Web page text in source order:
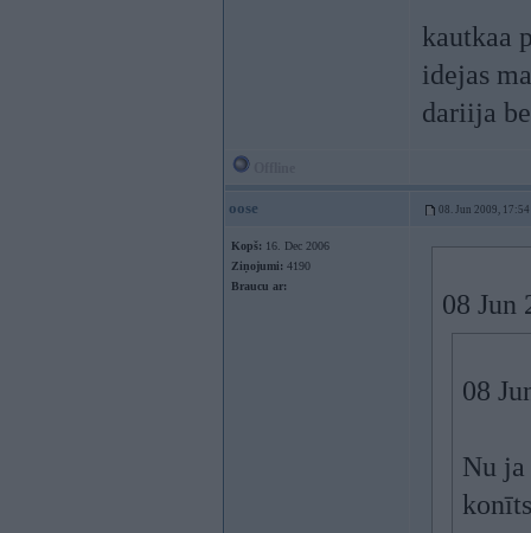
kautkaa
idejas
dariija
oose 08. Jun 2009, 17:54
Kopš: 16. Dec 2006
Ziņojumi: 4190
Braucu ar:
08 Jun
08
Nu